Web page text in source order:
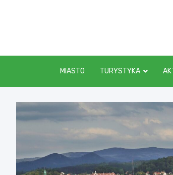
MIASTO TURYSTYKA